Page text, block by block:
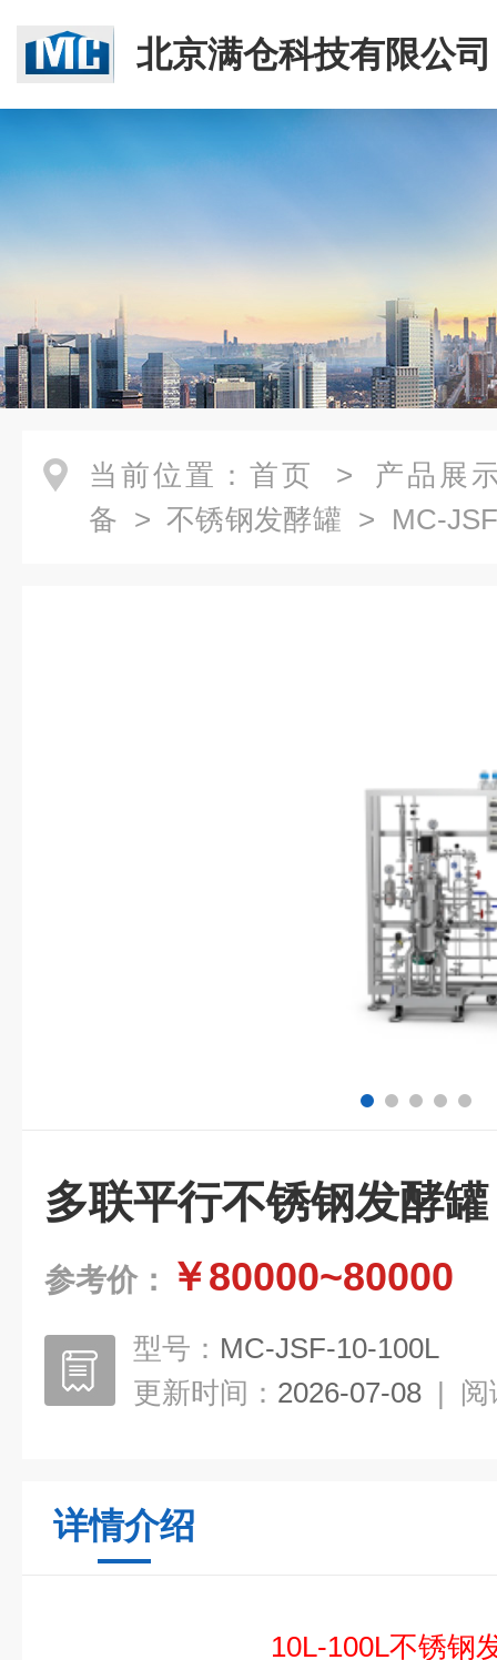
北京满仓科技有限公司
当前位置： 首页 > 产品展
备 > 不锈钢发酵罐 > MC-
​多联平行不锈钢发酵罐
参考价： ￥80000~80000
型号： MC-JSF-10-100L
更新时间： 2026-07-08 | 阅
详情介绍
10L-100L不锈钢